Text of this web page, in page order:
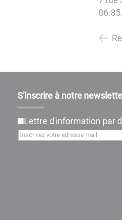
S'inscrire à notre
Lettre d'information par